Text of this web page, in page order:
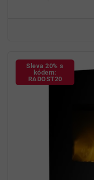
Sleva 20% s
kódem:
RADOST20